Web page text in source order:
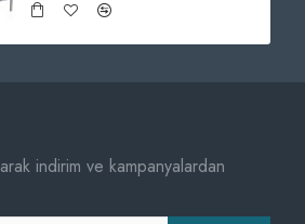
indirim ve kampanyalardan